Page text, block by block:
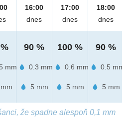
mm
16:00
dnes
90 %
0.3 mm
5 mm
17:00
dnes
100 %
0.6 mm
5 mm
18:00
dnes
90 %
0.5 mm
5 mm
že spadne alespoň 0,1 mm